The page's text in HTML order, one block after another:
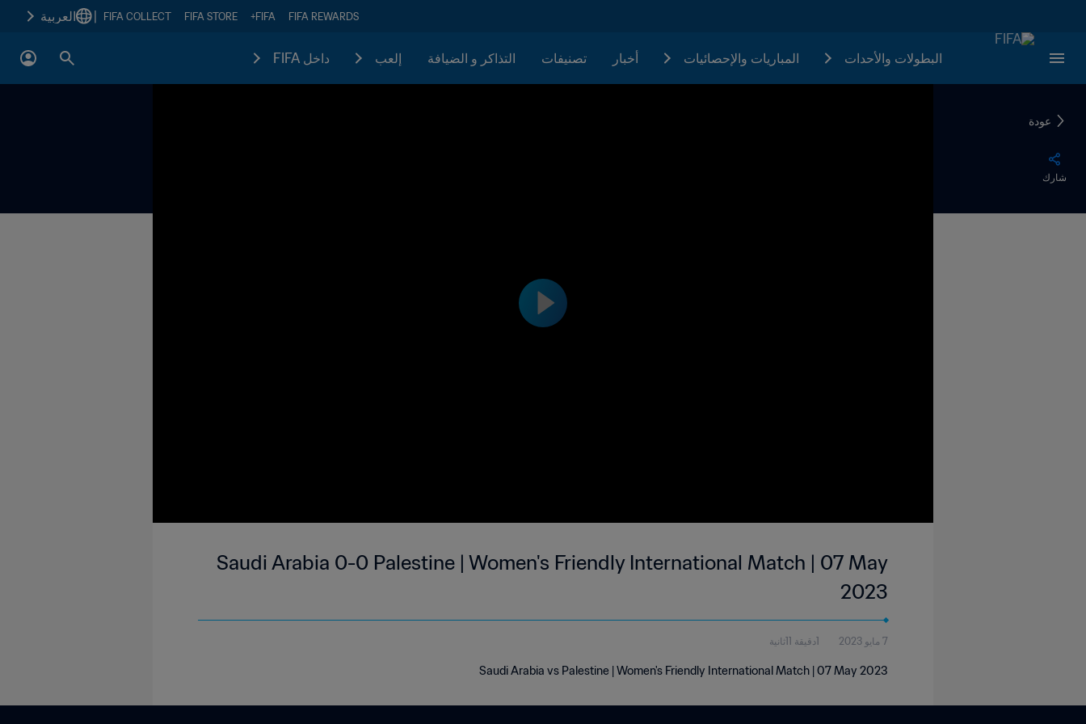
FIFA REWARDS
FIFA+
FIFA STORE
FIFA COLLECT العربية
البطولات والأحدات المباريات والإحصائيات أخبار تصنيفات التذاكر و الضيافة إلعب داخل FIFA
عودة
شارك
Saudi Arabia 0-0 Palestine | Women's Friendly International Match | 07 May
2023
7 مايو 2023 1دقيقة 11ثانية
Saudi Arabia vs Palestine | Women's Friendly International Match | 07 May 2023